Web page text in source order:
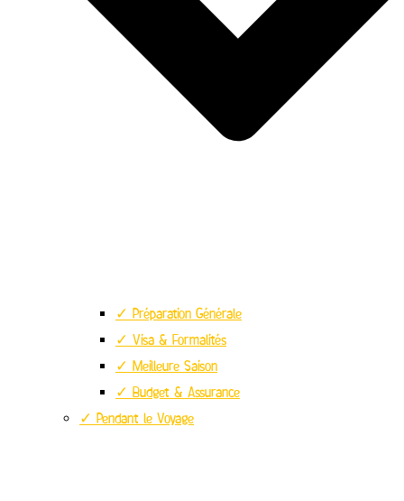
✓ Préparation Générale
✓ Visa & Formalités
✓ Meilleure Saison
✓ Budget & Assurance
✓ Pendant le Voyage